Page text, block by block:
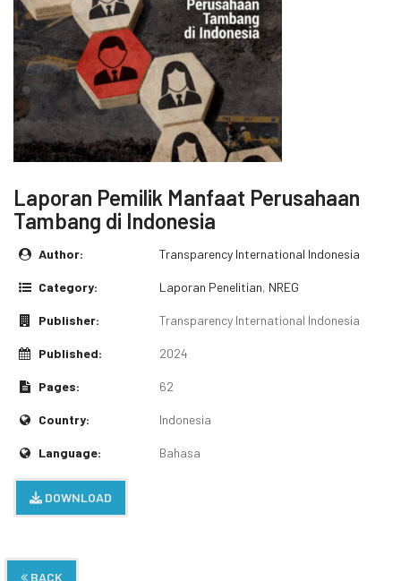
Laporan Pemilik Manfaat Perusahaan
Tambang di Indonesia
Author: Transparency International Indonesia
Category: Laporan Penelitian, NREG
Publisher: Transparency International Indonesia
Published: 2024
Pages: 62
Country: Indonesia
Language: Bahasa
DOWNLOAD
BACK